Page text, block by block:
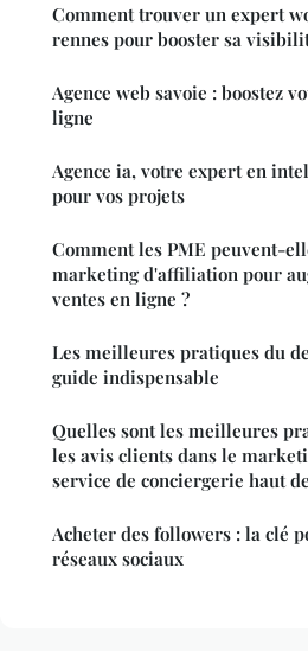
Comment trouver un expert
rennes pour booster sa
Agence web savoie : boostez
ligne
Agence ia, votre expert en
pour vos projets
Comment les PME peuvent-
marketing d'affiliation pour
ventes en ligne ?
Les meilleures pratiques du
guide indispensable
Quelles sont les meilleures
les avis clients dans le
service de conciergerie haut
Acheter des followers : la clé
réseaux sociaux